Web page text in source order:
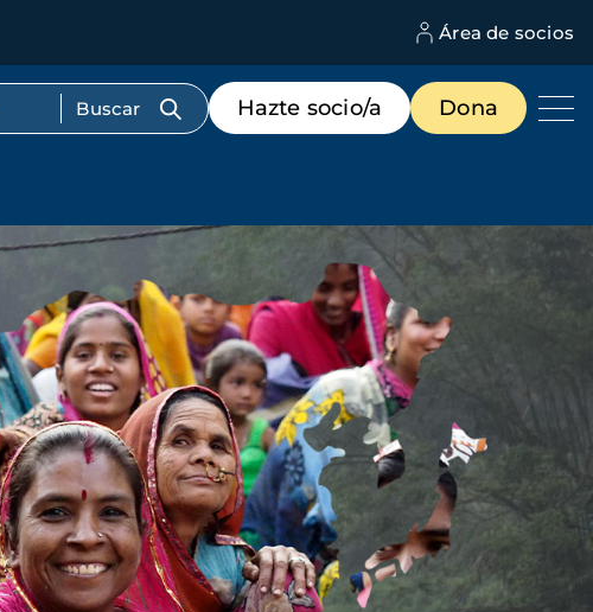
Área de socios
Menú
de
destacados
Hazte socio/a Dona